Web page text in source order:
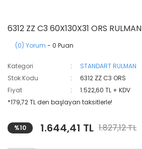
6312 ZZ C3 60X130X31 ORS RULMAN
(0) Yorum - 0 Puan
Kategori
STANDART RULMAN
Stok Kodu
6312 ZZ C3 ORS
Fiyat
1.522,60 TL + KDV
*179,72 TL den başlayan taksitlerle!
%10 1.644,41 TL 1.827,12 TL